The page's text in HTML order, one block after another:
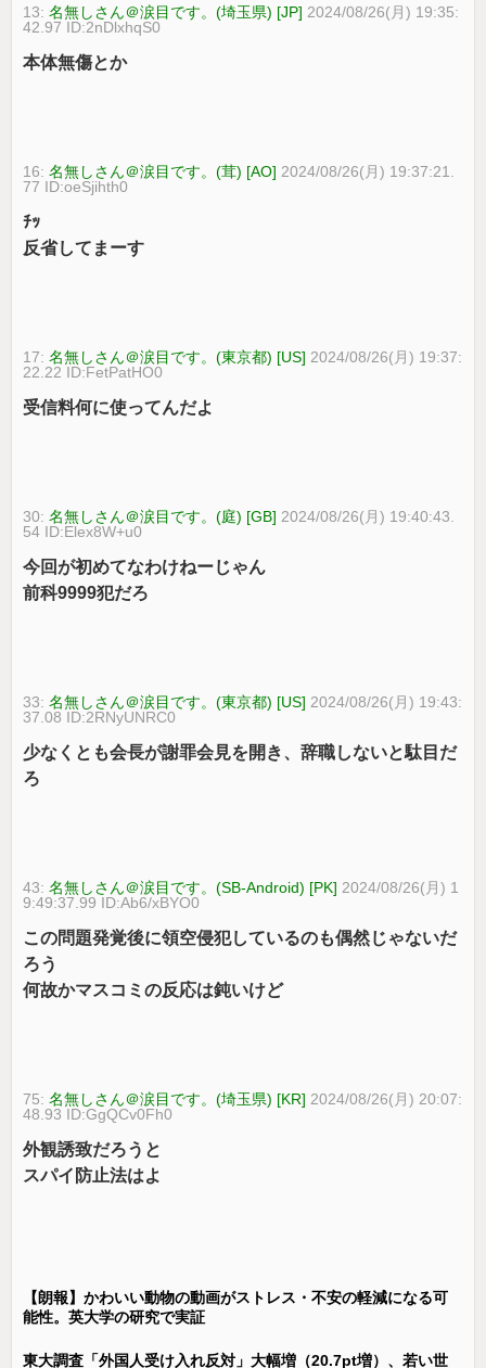
13:名無しさん＠涙目です。(埼玉県) [JP] 2024/08/26(月) 19:35:
42.97 ID:2nDlxhqS0
本体無傷とか
16:名無しさん＠涙目です。(茸) [AO] 2024/08/26(月) 19:37:21.
77 ID:oeSjihth0
ﾁｯ
反省してまーす
17:名無しさん＠涙目です。(東京都) [US] 2024/08/26(月) 19:37:
22.22 ID:FetPatHO0
受信料何に使ってんだよ
30:名無しさん＠涙目です。(庭) [GB] 2024/08/26(月) 19:40:43.
54 ID:Elex8W+u0
今回が初めてなわけねーじゃん
前科9999犯だろ
33:名無しさん＠涙目です。(東京都) [US] 2024/08/26(月) 19:43:
37.08 ID:2RNyUNRC0
少なくとも会長が謝罪会見を開き、辞職しないと駄目だ
ろ
43:名無しさん＠涙目です。(SB-Android) [PK] 2024/08/26(月) 1
9:49:37.99 ID:Ab6/xBYO0
この問題発覚後に領空侵犯しているのも偶然じゃないだ
ろう
何故かマスコミの反応は鈍いけど
75:名無しさん＠涙目です。(埼玉県) [KR] 2024/08/26(月) 20:07:
48.93 ID:GgQCv0Fh0
外観誘致だろうと
スパイ防止法はよ
【朗報】かわいい動物の動画がストレス・不安の軽減になる可
能性。英大学の研究で実証
東大調査「外国人受け入れ反対」大幅増（20.7pt増）、若い世